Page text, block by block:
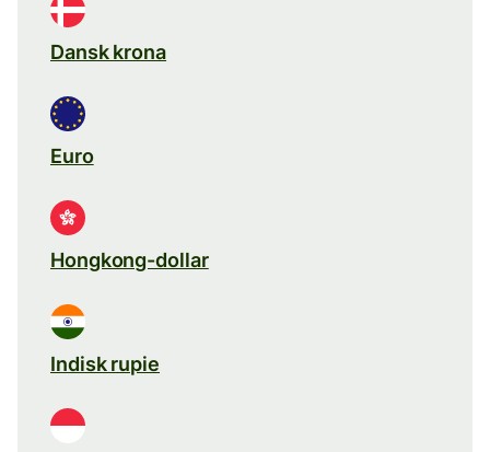
Dansk krona
Euro
Hongkong-dollar
Indisk rupie